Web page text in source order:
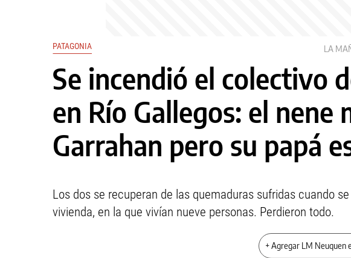
PATAGONIA LA
Se incendió el colectivo
en Río Gallegos: el nene
Garrahan pero su papá
Los dos se recuperan de las quemaduras sufridas cuando
vivienda, en la que vivían nueve personas. Perdieron todo.
+ Agregar LM Neuquen